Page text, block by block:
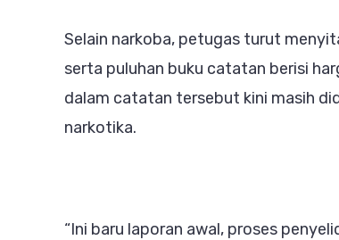
Selain narkoba, petugas turut
serta puluhan buku catatan berisi
dalam catatan tersebut kini masih
narkotika.
“Ini baru laporan awal, proses